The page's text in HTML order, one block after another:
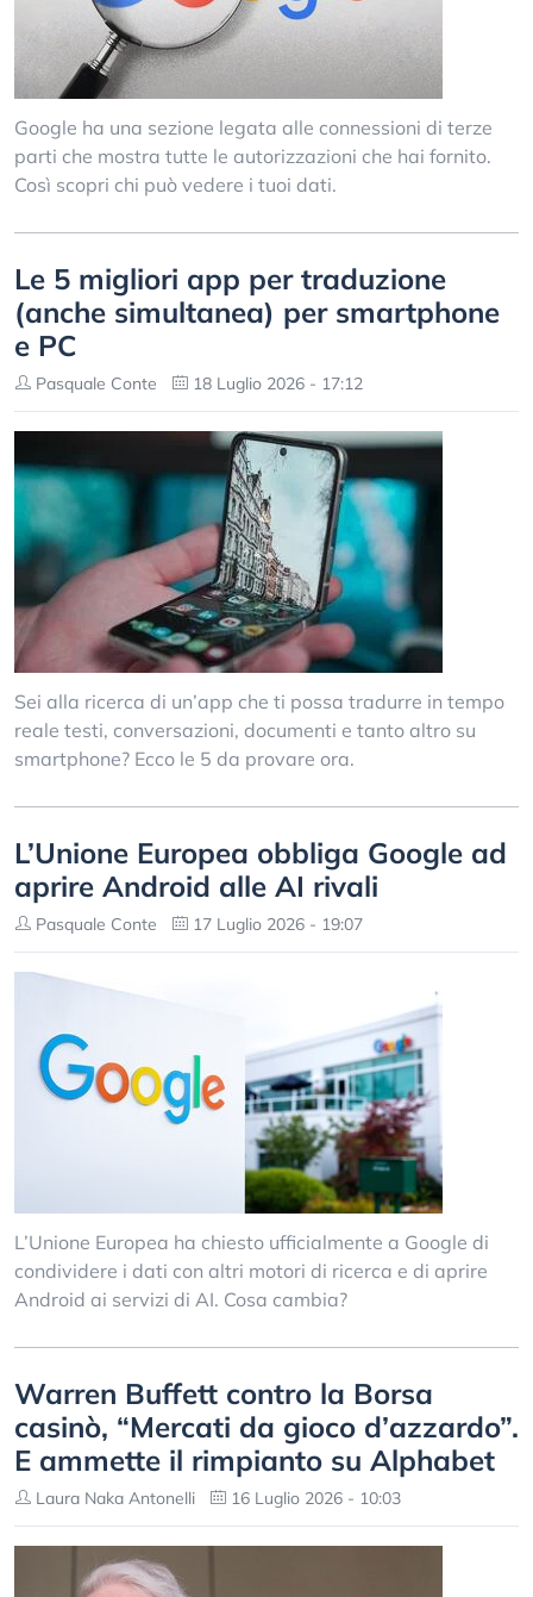
Google ha una sezione legata alle connessioni di terze
parti che mostra tutte le autorizzazioni che hai fornito.
Così scopri chi può vedere i tuoi dati.
Le 5 migliori app per traduzione
(anche simultanea) per smartphone
e PC
Pasquale Conte 18 Luglio 2026 - 17:12
Sei alla ricerca di un’app che ti possa tradurre in tempo
reale testi, conversazioni, documenti e tanto altro su
smartphone? Ecco le 5 da provare ora.
L’Unione Europea obbliga Google ad
aprire Android alle AI rivali
Pasquale Conte 17 Luglio 2026 - 19:07
L’Unione Europea ha chiesto ufficialmente a Google di
condividere i dati con altri motori di ricerca e di aprire
Android ai servizi di AI. Cosa cambia?
Warren Buffett contro la Borsa
casinò, “Mercati da gioco d’azzardo”.
E ammette il rimpianto su Alphabet
Laura Naka Antonelli 16 Luglio 2026 - 10:03